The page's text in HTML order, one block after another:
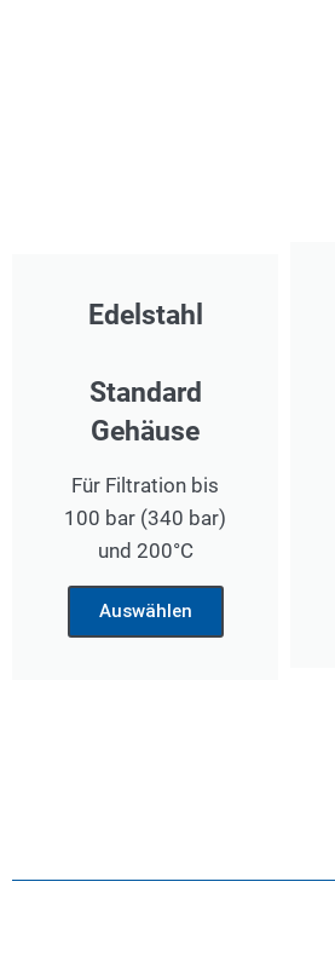
Edelstahl
Standard
Gehäuse
Für Filtration bis
100 bar (340 bar)
und 200°C
Auswählen